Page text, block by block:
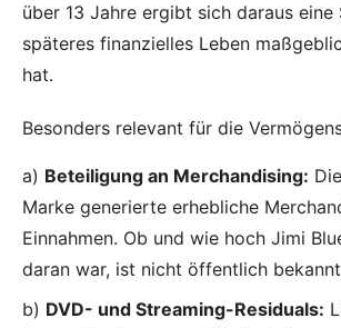
über 13 Jahre ergibt sich daraus eine
späteres finanzielles Leben
hat.
Besonders relevant für die
a) Beteiligung an Merchandising:
Marke generierte erhebliche
Einnahmen. Ob und wie hoch Jimi
daran war, ist nicht öffentlich
b) DVD- und Streaming-Residuals: